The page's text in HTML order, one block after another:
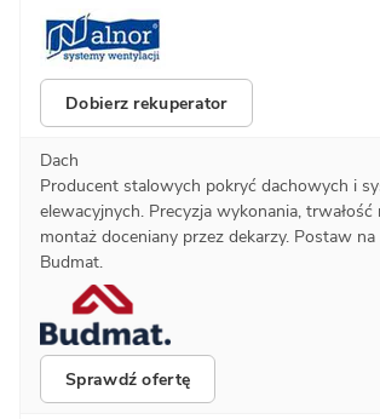
Dobierz rekuperator
Dach
Producent stalowych pokryć dachowych i
elewacyjnych. Precyzja wykonania, trwałość
montaż doceniany przez dekarzy. Postaw
Budmat.
Sprawdź ofertę